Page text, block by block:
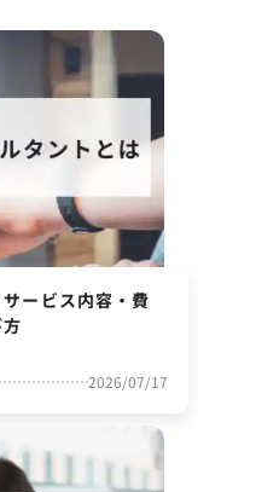
ービス内容・費
2026/07/17